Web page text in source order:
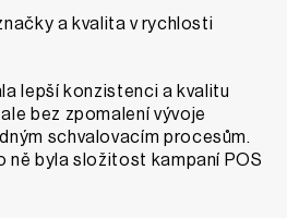
a kvalita v rychlosti
lepší konzistenci a kvalitu
bez zpomalení vývoje
schvalovacím procesům.
ně byla složitost kampaní POS